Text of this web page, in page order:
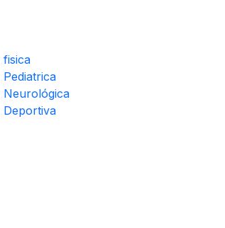
fisica
Pediatrica
Neurológica
Deportiva